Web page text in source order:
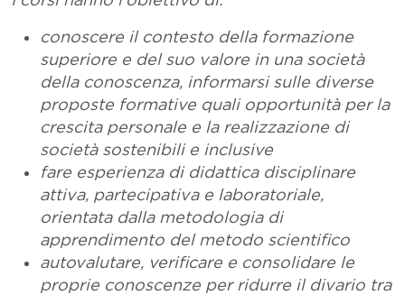
conoscere il contesto della formazione
superiore e del suo valore in una società
della conoscenza, informarsi sulle diverse
proposte formative quali opportunità per la
crescita personale e la realizzazione di
società sostenibili e inclusive
fare esperienza di didattica disciplinare
attiva, partecipativa e laboratoriale,
orientata dalla metodologia di
apprendimento del metodo scientifico
autovalutare, verificare e consolidare le
proprie conoscenze per ridurre il divario tra